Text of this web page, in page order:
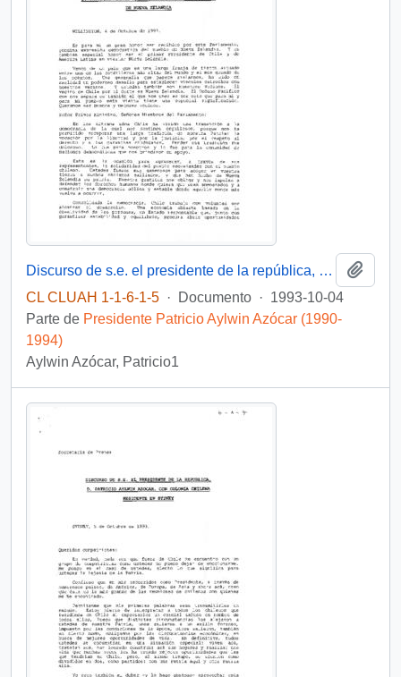
Discurso de s.e. el presidente de la república, d. Patricio Aylwin Azócar, en cena primer ministro de nueva Zelanda
CL CLUAH 1-1-6-1-5 · Documento · 1993-10-04
Parte de Presidente Patricio Aylwin Azócar (1990-
1994)
Aylwin Azócar, Patricio1